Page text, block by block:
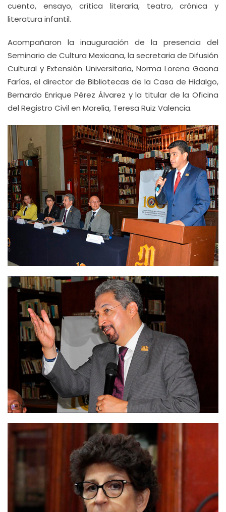
cuento, ensayo, crítica literaria, teatro, crónica y
literatura infantil.
Acompañaron la inauguración de la presencia del
Seminario de Cultura Mexicana, la secretaria de Difusión
Cultural y Extensión Universitaria, Norma Lorena Gaona
Farías, el director de Bibliotecas de la Casa de Hidalgo,
Bernardo Enrique Pérez Álvarez y la titular de la Oficina
del Registro Civil en Morelia, Teresa Ruiz Valencia.